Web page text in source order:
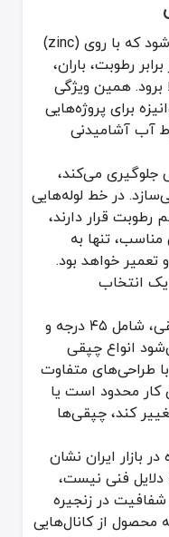
چپقی گالوانیزه از فولاد ساخته می‌شود که با روی (zinc)
رطوبت، باران،
برود. همین ویژگی
برای پروژه‌هایی
آب آشامیدنی
جلوگیری می‌کند،
در خط لوله‌هایی
قرار دارند،
تنها به
تعمیر خواهد بود.
یک انتخاب
از نظر زاویه، رایج‌ترین مدل‌های چپقی، شامل ۴۵ درجه و
انواع چپقی
با طراحی‌های متفاوت
محدود است یا
کند، چپقی‌ها
بازار ایران نشان
فنی نیست،
در زنجیره
محصول از کانال‌هایی